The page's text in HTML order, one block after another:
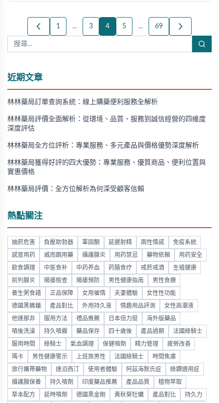
1 ... 3 4 5 ... 69
近期文章
林林藥局訂單查詢系統：線上購藥便利服務全解析
林林藥局評價全面解析：從環境、品質、服務到誠信經營的四維度
深度評估
林林藥局全方位評析：專業服務、多元產品與價格優勢深度解析
林林藥局獲得好評的四大優勢：專業服務、優質商品、便利位置與
實惠價格
林林藥局評價：全方位解析為何深受顧客信賴
熱點關注
抽菸危害 負壓助勃器 睪固酮 延遲射精 兩性情感 免疫系統
感冒用药 威而鋼用藥 攝護腺炎 用药禁忌 藥物依賴 用药安全
飲食調理 中医食补 中药养血 药膳食疗 戒菸戒酒 生殖健康
前列腺炎 陽痿檢查 陽痿預防 男性健康指南 男性食療
養生粥食譜 正品保障 女用催情 夫妻體驗 女性性功能
德國黑螞蟻 產品對比 外用持久液 情趣用品評測 女性高潮液
他達那非 服用方法 禮品推薦 日本倍力挺 海外版藥品
噴後洗澡 持久噴霧 藥品保存 四十歲後 產品過期 法國綠騎士
服用時間 綠騎士 氣血調理 保健噴劑 精力管理 疲勞改善
瑪卡 男性健康警示 上班族男性 法國綠騎士 時間焦慮
旅行攜帶藥物 達泊西汀 使用者體驗 阿茲海默氏症 綠鑽適用症
攝護腺保養 持久噴劑 印度藥品推薦 產品品質 植物萃取
草本配方 延時噴劑 德國黑金剛 黃秋葵牡蠣 產品對比 持久力